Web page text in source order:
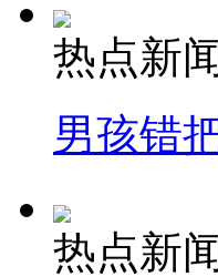
热点新
男孩错
热点新